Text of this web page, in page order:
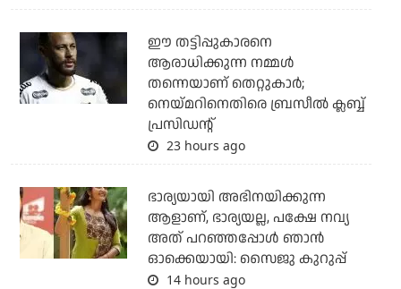
ഈ തട്ടിപ്പുകാരനെ
ആരാധിക്കുന്ന നമ്മള്‍
തന്നെയാണ് തെറ്റുകാര്‍;
നെയ്മറിനെതിരെ ബ്രസീല്‍ ക്ലബ്ബ്
പ്രസിഡന്റ്
23 hours ago
ഭാര്യയായി അഭിനയിക്കുന്ന
ആളാണ്, ഭാര്യയല്ല, പക്ഷേ നവ്യ
അത് പറഞ്ഞപ്പോള്‍ ഞാന്‍
ഓക്കെയായി: സൈജു കുറുപ്പ്
14 hours ago